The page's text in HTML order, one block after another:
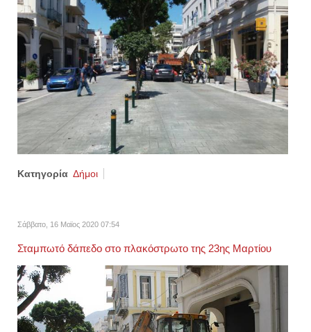
Κατηγορία Δήμοι
Σάββατο, 16 Μαϊος 2020 07:54
Σταμπωτό δάπεδο στο πλακόστρωτο της 23ης Μαρτίου